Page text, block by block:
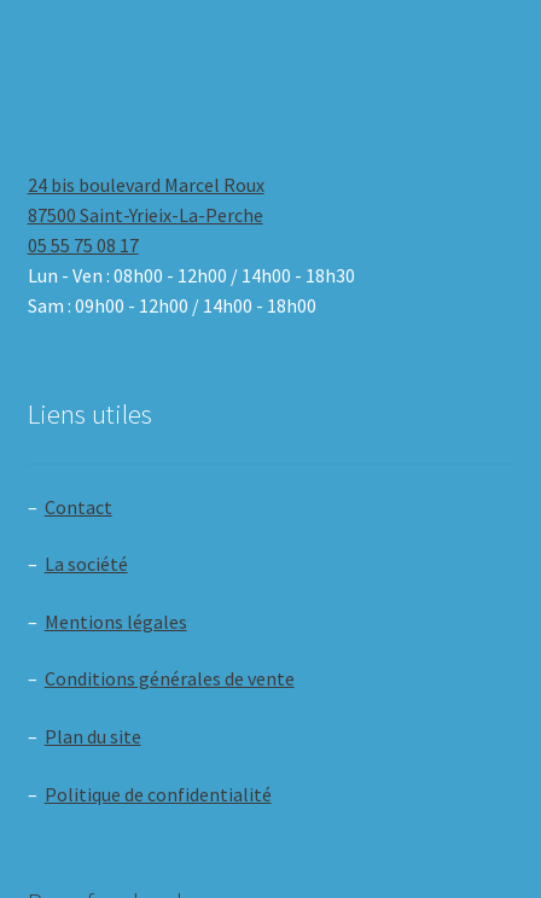
24 bis boulevard Marcel Roux
87500 Saint-Yrieix-La-Perche
05 55 75 08 17
Lun - Ven : 08h00 - 12h00 / 14h00 - 18h30
Sam : 09h00 - 12h00 / 14h00 - 18h00
Liens utiles
– Contact
– La société
– Mentions légales
– Conditions générales de vente
– Plan du site
– Politique de confidentialité